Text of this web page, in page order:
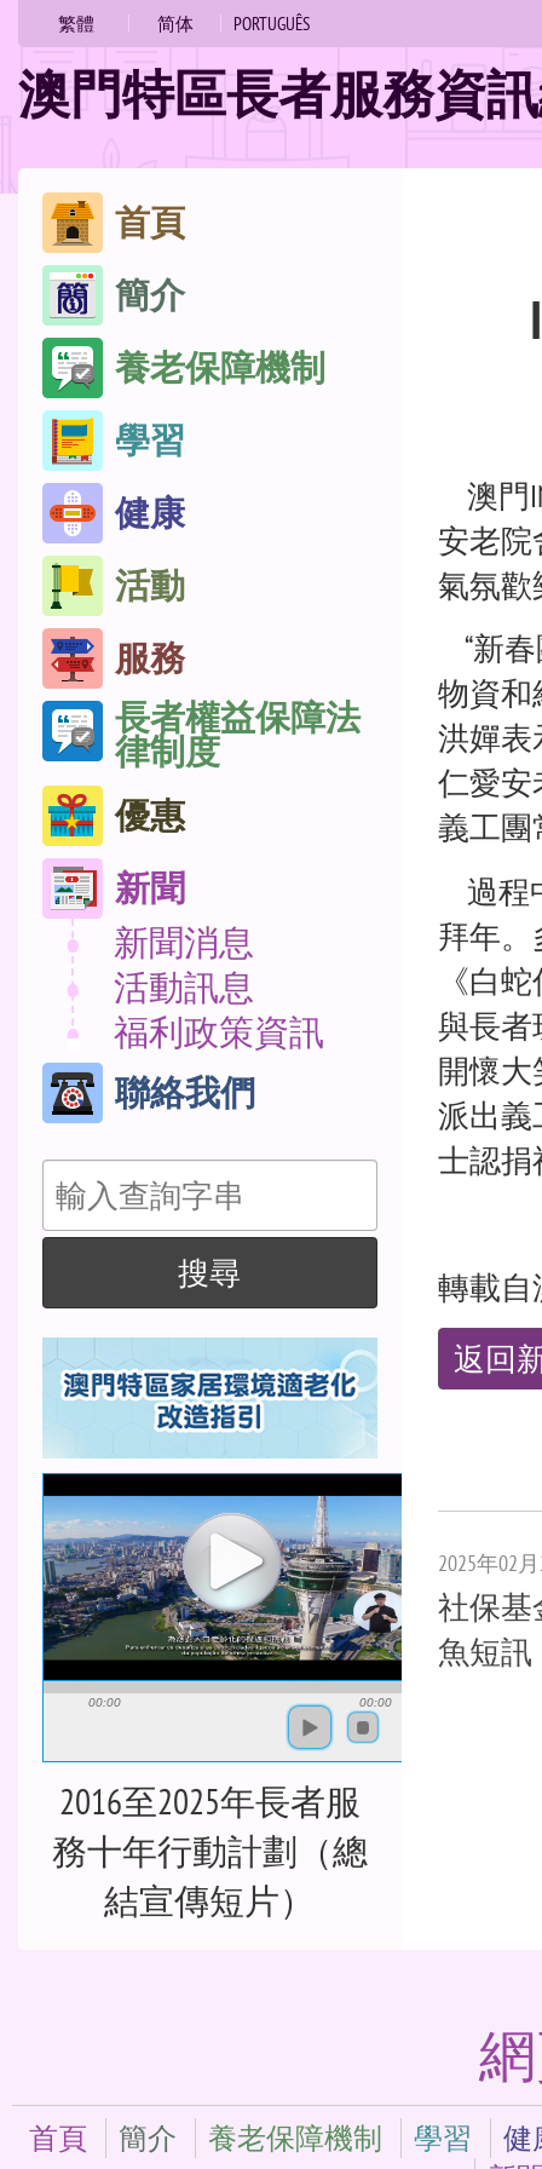
繁體 简体 PORTUGUÊS
澳門特區長者服務資
跳
至
內
容
首頁
簡介
養老保障機制
學習
健康
活動
服務
長者權益保障法
律制度
優惠
新聞
新聞消息
活動訊息
福利政策資訊
聯絡我們
搜
尋
搜尋
00:00 00:00
2016至2025年長者服
務十年行動計劃（總
結宣傳短片）
位
置
澳門
安老
氣氛歡
“新
物資和
洪嬋表
仁愛安
義工團
過程
拜年
《白
與長者
開懷
派出義
士認捐
轉載自
返回
2025年02
社保基
魚短訊
首頁 簡介 養老保障機制 學習
健